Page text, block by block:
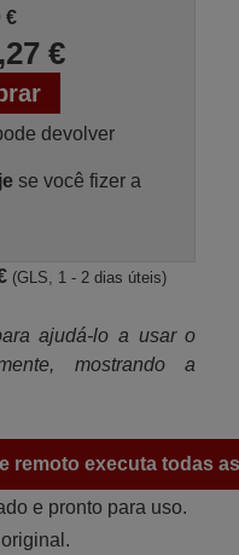
€
€
devolver
se você fizer a
(GLS, 1 - 2 dias úteis)
ajudá-lo a usar o
mostrando a
remoto executa todas
e pronto para uso.